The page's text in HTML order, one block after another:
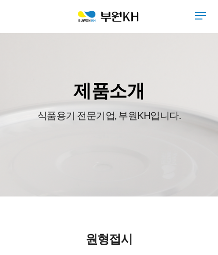
제품소개
식품용기 전문기업, 부원KH입니다.
원형접시